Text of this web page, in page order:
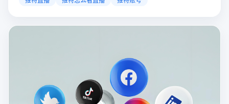
在推特直播很简单，浏览正在进行的直播内容只需要几
个步骤。推特的直播功能类似于其他社交平台，用户可
以通过关注自己喜欢的账号、浏览话题标签或查看实时
动态来找到直播。推特提供了一个方便的平台，让用户
推特怎么看直播 推特账号